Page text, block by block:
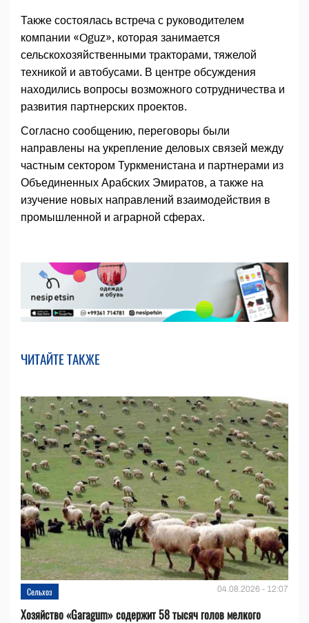
Также состоялась встреча с руководителем
компании «Oguz», которая занимается
сельскохозяйственными тракторами, тяжелой
техникой и автобусами. В центре обсуждения
находились вопросы возможного сотрудничества и
развития партнерских проектов.
Согласно сообщению, переговоры были
направлены на укрепление деловых связей между
частным сектором Туркменистана и партнерами из
Объединенных Арабских Эмиратов, а также на
изучение новых направлений взаимодействия в
промышленной и аграрной сферах.
ЧИТАЙТЕ ТАКЖЕ
Сельхоз 04.08.2026 - 12:07
Хозяйство «Garagum» содержит 58 тысяч голов мелкого